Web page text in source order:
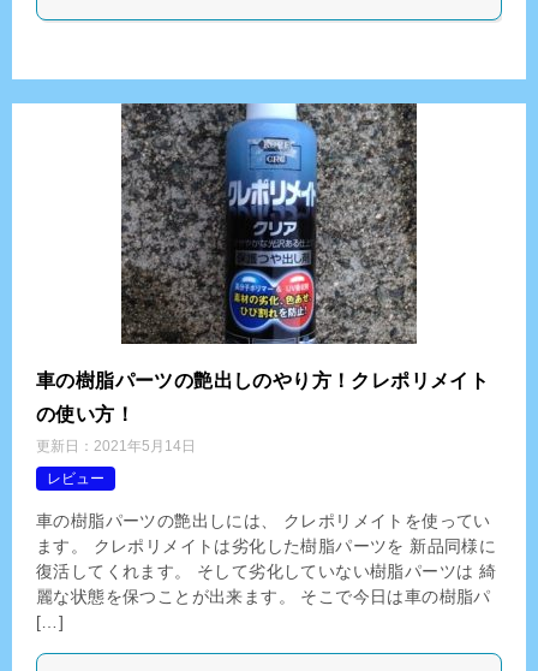
車の樹脂パーツの艶出しのやり方！クレポリメイト
の使い方！
更新日： 2021年5月14日
レビュー
車の樹脂パーツの艶出しには、 クレポリメイトを使ってい
ます。 クレポリメイトは劣化した樹脂パーツを 新品同様に
復活してくれます。 そして劣化していない樹脂パーツは 綺
麗な状態を保つことが出来ます。 そこで今日は車の樹脂パ
[…]